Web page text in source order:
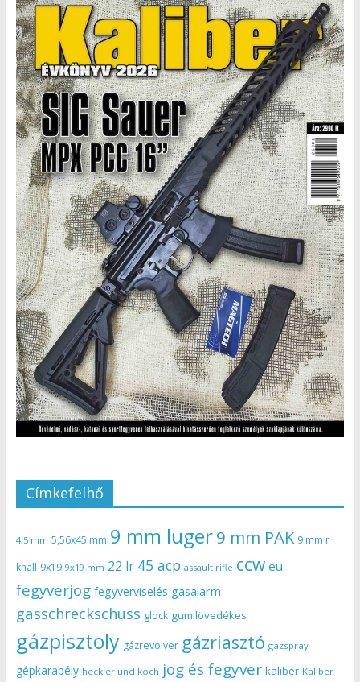
Címkefelhő
4,5 mm 5,56x45 mm 9 mm luger9 mm PAK 9 mm r
knall 9x19 9x19 mm 22 lr 45 acp assault rifle ccw eu
fegyverjog fegyverviselés gasalarm
gasschreckschuss glock gumilövedékes
gázpisztoly gázrevolver gázriasztó gázspray
gépkarabély heckler und koch jog és fegyver kaliber Kaliber